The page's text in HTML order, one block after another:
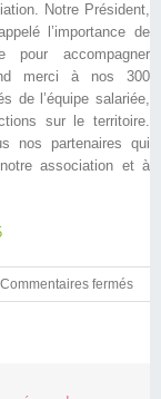
Notre Président,
l’importance de
pour accompagner
merci à nos 300
de l’équipe salariée,
sur le territoire.
nos partenaires qui
association et à
Commentaires fermés